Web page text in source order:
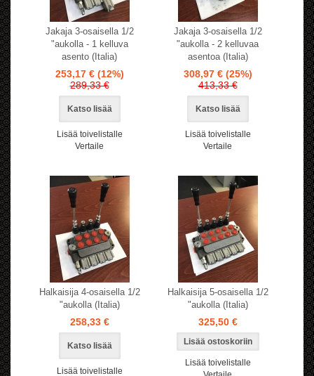
Jakaja 3-osaisella 1/2
"aukolla - 1 kelluva
asento (Italia)
253,17 € (12%)
289,33 €
Katso lisää
Lisää toivelistalle
Vertaile
Jakaja 3-osaisella 1/2
"aukolla - 2 kelluvaa
asentoa (Italia)
308,97 € (25%)
413,33 €
Katso lisää
Lisää toivelistalle
Vertaile
Halkaisija 4-osaisella 1/2
"aukolla (Italia)
258,33 €
Katso lisää
Lisää toivelistalle
Halkaisija 5-osaisella 1/2
"aukolla (Italia)
325,50 €
Lisää toivelistalle